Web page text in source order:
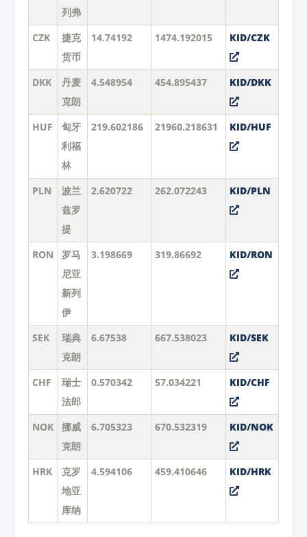
列弗
CZK
捷克
货币
14.74192 1474.192015 KID/CZK
DKK
丹麦
克朗
4.548954 454.895437 KID/DKK
HUF
匈牙
利福
林
219.602186 21960.218631 KID/HUF
PLN
波兰
兹罗
提
2.620722 262.072243 KID/PLN
RON
罗马
尼亚
新列
伊
3.198669 319.86692 KID/RON
SEK
瑞典
克朗
6.67538 667.538023 KID/SEK
CHF
瑞士
法郎
0.570342 57.034221 KID/CHF
NOK
挪威
克朗
6.705323 670.532319 KID/NOK
HRK
克罗
地亚
库纳
4.594106 459.410646 KID/HRK